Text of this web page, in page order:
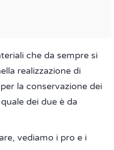
che da sempre si
realizzazione di
la conservazione dei
dei due è da
vediamo i pro e i